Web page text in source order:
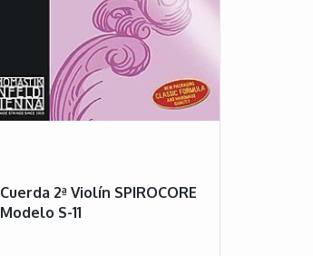
Cuerda 2ª Violín SPIROCORE
Modelo S-11